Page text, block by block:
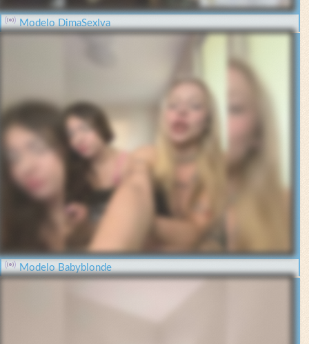
Modelo DimaSexIva
Modelo Babyblonde